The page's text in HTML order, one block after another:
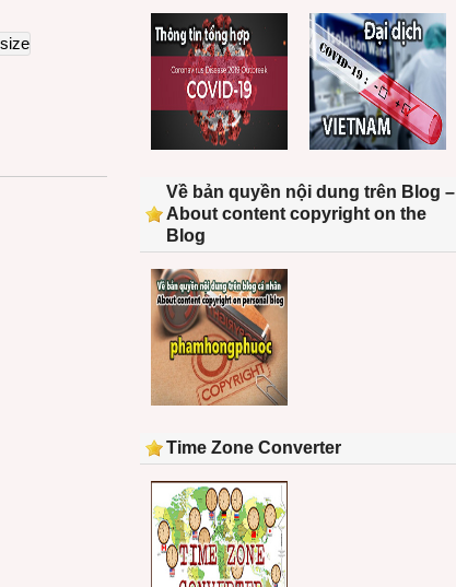
Việt
Về bản quyền nội dung trên Blog –
About content copyright on the
Blog
Time Zone Converter